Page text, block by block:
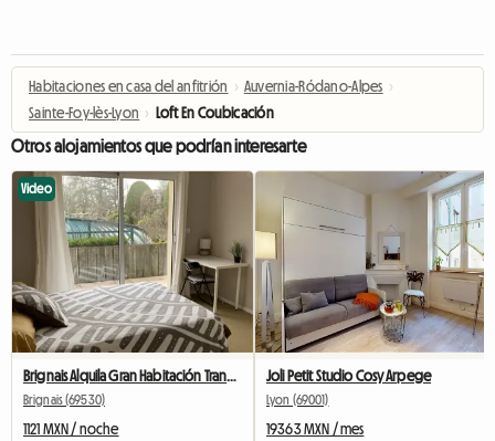
Habitaciones en casa del anfitrión › Auvernia-Ródano-Alpes ›
Sainte-Foy-lès-Lyon › Loft En Coubicación
Otros alojamientos que podrían interesarte
Video
Brignais (69530)
1121 MXN / noche
Joli Petit Studio Cosy Arpege
Lyon (69001)
19363 MXN / mes